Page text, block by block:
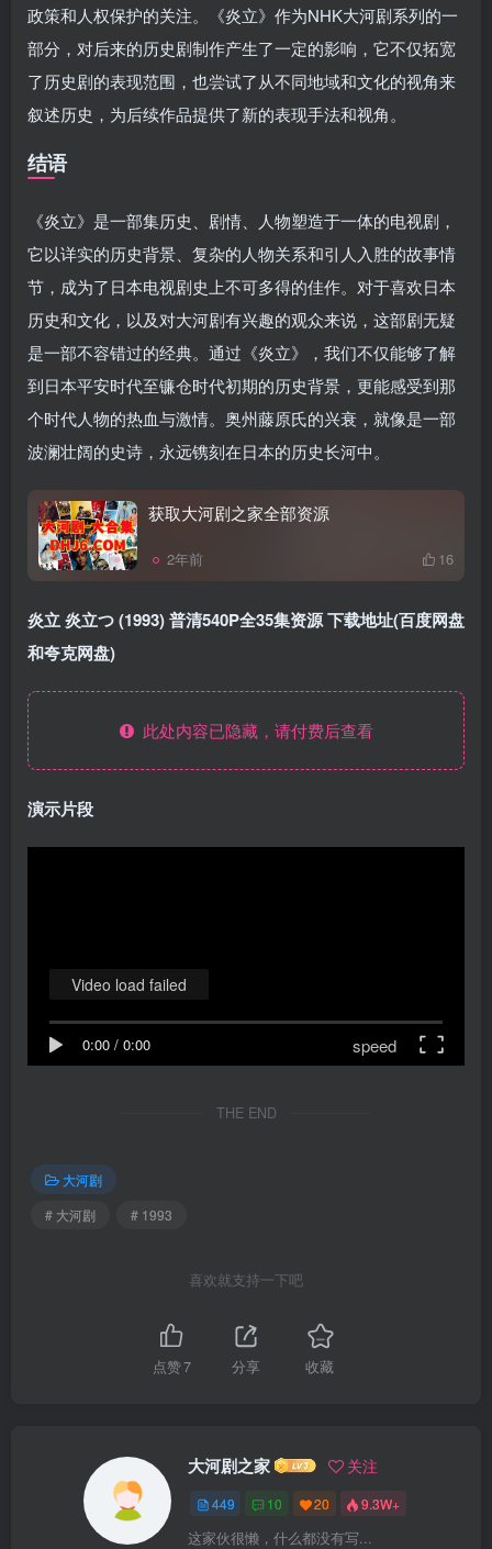
政策和人权保护的关注。《炎立》作为NHK大河剧系列的一
部分，对后来的历史剧制作产生了一定的影响，它不仅拓宽
了历史剧的表现范围，也尝试了从不同地域和文化的视角来
叙述历史，为后续作品提供了新的表现手法和视角。
结语
《炎立》是一部集历史、剧情、人物塑造于一体的电视剧，
它以详实的历史背景、复杂的人物关系和引人入胜的故事情
节，成为了日本电视剧史上不可多得的佳作。对于喜欢日本
历史和文化，以及对大河剧有兴趣的观众来说，这部剧无疑
是一部不容错过的经典。通过《炎立》，我们不仅能够了解
到日本平安时代至镰仓时代初期的历史背景，更能感受到那
个时代人物的热血与激情。奥州藤原氏的兴衰，就像是一部
波澜壮阔的史诗，永远镌刻在日本的历史长河中。
获取大河剧之家全部资源
2年前 16
炎立 炎立つ (1993) 普清540P全35集资源 下载地址(百度网盘
和夸克网盘)
此处内容已隐藏，请付费后查看
演示片段
0:00 / 0:00 speed
Video load failed
THE END
大河剧
# 大河剧
# 1993
喜欢就支持一下吧
点赞7 分享 收藏
大河剧之家 关注
449 10 20 9.3W+
这家伙很懒，什么都没有写...